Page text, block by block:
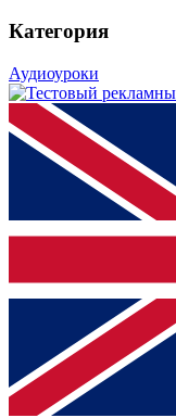
Категория
Аудиоуроки